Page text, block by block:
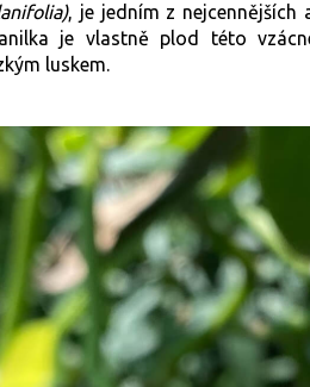
, je jedním z nejcennějších
je vlastně plod této
luskem.